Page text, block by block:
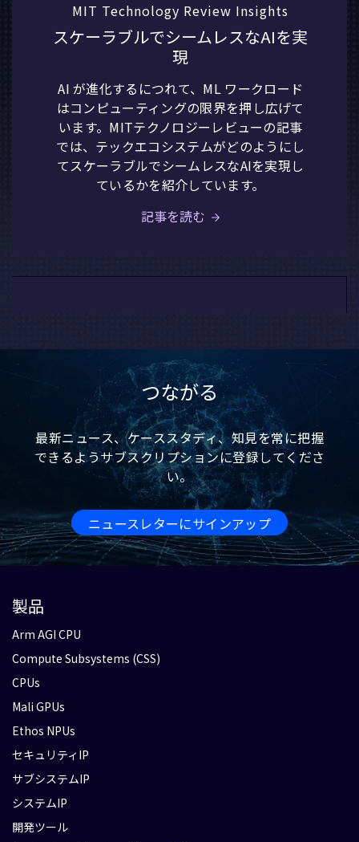
MIT Technology Review Insights
スケーラブルでシームレスなAIを実
現
AI が進化するにつれて、ML ワークロード
はコンピューティングの限界を押し広げて
います。MITテクノロジーレビューの記事
では、テックエコシステムがどのようにし
てスケーラブルでシームレスなAIを実現し
ているかを紹介しています。
記事を読む
CPU推論
Arm KleidiCVがコンピュータービ
ジョンを4倍高速化
KleidiCVとOpenCVの統合により、開発者
は、モバイルにおけるコンピュータービジ
ョンアプリケーションにおいて、パフォー
マンスを最大4倍向上させることができま
す。
つながる
最新ニュース、ケーススタディ、知見を常に把握
できるようサブスクリプションに登録してくださ
い。
ニュースレターにサインアップ
製品
Arm AGI CPU
Compute Subsystems (CSS)
CPUs
Mali GPUs
Ethos NPUs
セキュリティIP
サブシステムIP
システムIP
開発ツール